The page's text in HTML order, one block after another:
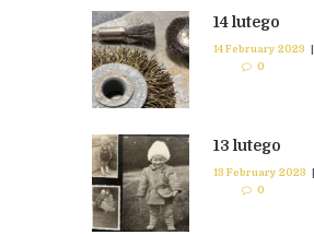
14 lutego
14 February 2023
0
13 lutego
13 February 2023 |
0